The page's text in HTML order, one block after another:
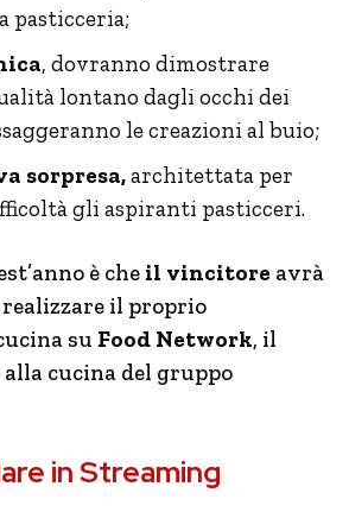
pasticceria;
, dovranno dimostrare
lontano dagli occhi dei
le creazioni al buio;
sorpresa,architettata per
gli aspiranti pasticceri.
è che il vincitore avrà
il proprio
su Food Network, il
alla cucina del gruppo
in Streaming